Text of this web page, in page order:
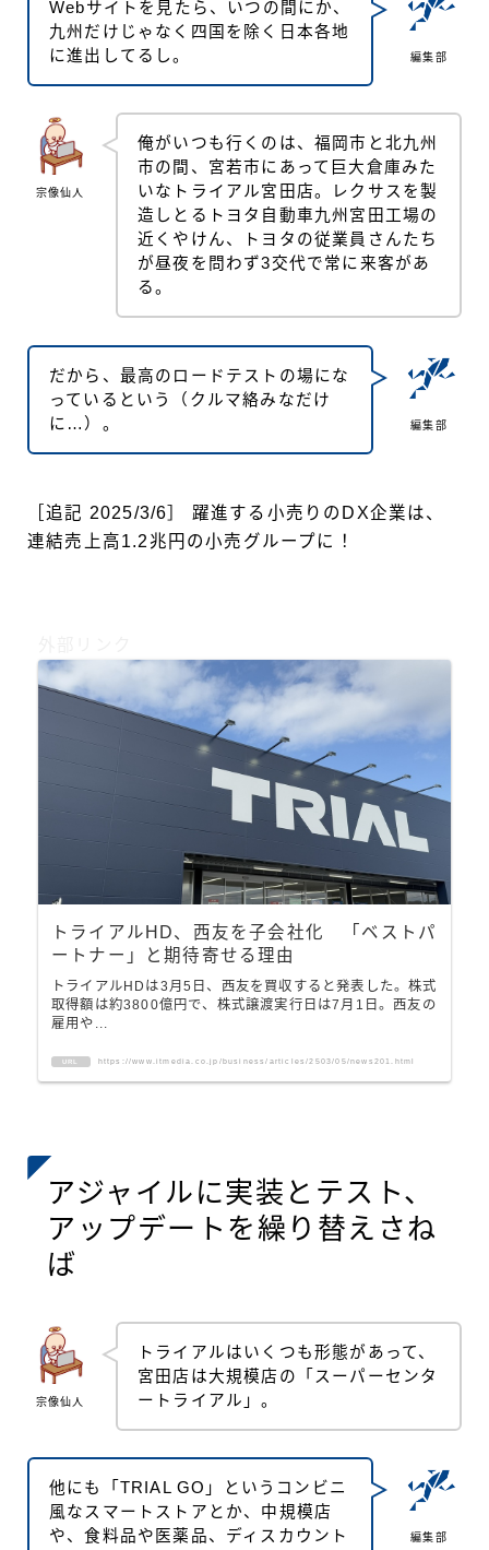
編集部
Webサイトを見たら、いつの間にか、
九州だけじゃなく四国を除く日本各地
に進出してるし。
宗像仙人
俺がいつも行くのは、福岡市と北九州
市の間、宮若市にあって巨大倉庫みた
いなトライアル宮田店。レクサスを製
造しとるトヨタ自動車九州宮田工場の
近くやけん、トヨタの従業員さんたち
が昼夜を問わず3交代で常に来客があ
る。
編集部
だから、最高のロードテストの場にな
っているという（クルマ絡みなだけ
に…）。
［追記 2025/3/6］ 躍進する小売りのDX企業は、
連結売上高1.2兆円の小売グループに！
トライアルHD、西友を子会社化 「ベストパ
ートナー」と期待寄せる理由
トライアルHDは3月5日、西友を買収すると発表した。株式
取得額は約3800億円で、株式譲渡実行日は7月1日。西友の
雇用や...
URL https://www.itmedia.co.jp/business/articles/2503/05/news201.html
アジャイルに実装とテスト、
アップデートを繰り替えさね
ば
宗像仙人
トライアルはいくつも形態があって、
宮田店は大規模店の「スーパーセンタ
ートライアル」。
編集部
他にも「TRIAL GO」というコンビニ
風なスマートストアとか、中規模店
や、食料品や医薬品、ディスカウント